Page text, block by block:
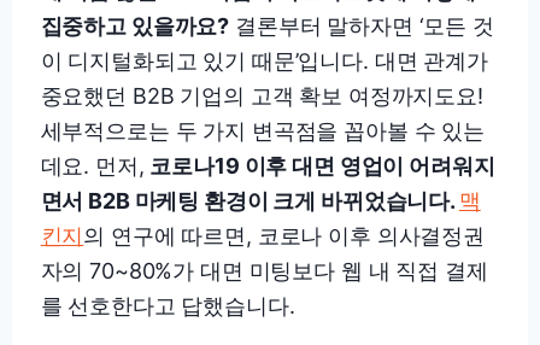
집중하고 있을까요? 결론부터 말하자면 ‘모든 것
이 디지털화되고 있기 때문’입니다. 대면 관계가
중요했던 B2B 기업의 고객 확보 여정까지도요!
세부적으로는 두 가지 변곡점을 꼽아볼 수 있는
데요. 먼저, 코로나19 이후 대면 영업이 어려워지
면서 B2B 마케팅 환경이 크게 바뀌었습니다. 맥
킨지의 연구에 따르면, 코로나 이후 의사결정권
자의 70~80%가 대면 미팅보다 웹 내 직접 결제
를 선호한다고 답했습니다.